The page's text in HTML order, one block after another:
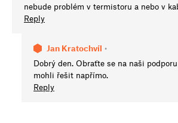
nebude problém v termistoru a nebo v
Reply
Jan Kratochvíl •
Dobrý den. Obraťte se na naši
mohli řešit napřímo.
Reply